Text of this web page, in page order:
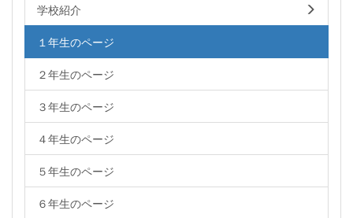
学校紹介
１年生のページ
２年生のページ
３年生のページ
４年生のページ
５年生のページ
６年生のページ